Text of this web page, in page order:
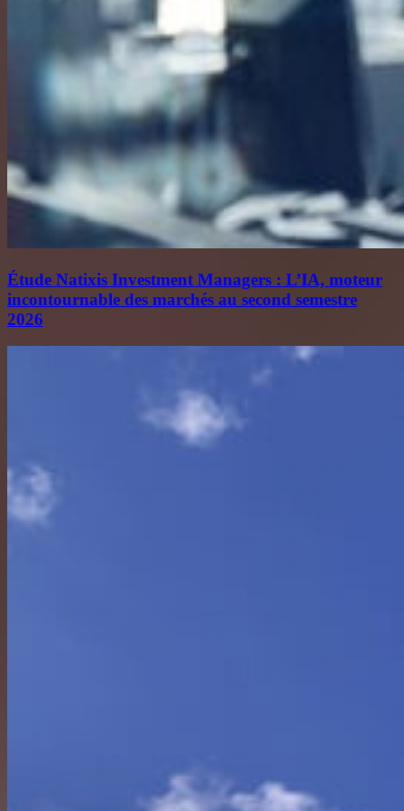
Étude Natixis Investment Managers : L’IA, moteur
incontournable des marchés au second semestre
2026